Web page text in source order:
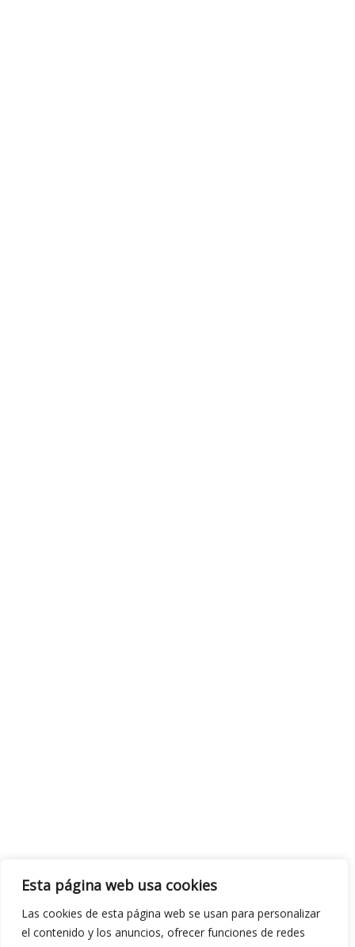
Esta página web usa cookies
Las cookies de esta página web se usan para personalizar
el contenido y los anuncios, ofrecer funciones de redes